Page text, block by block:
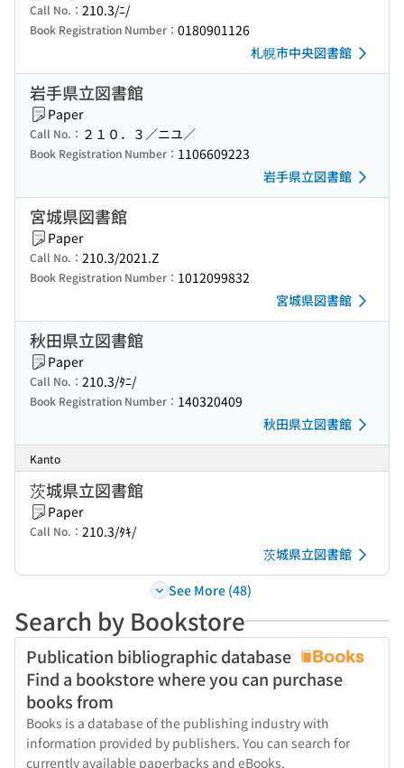
Call No.： 210.3/ﾆ/
Book Registration Number： 0180901126
札幌市中央図書館
岩手県立図書館
Paper
Call No.： ２１０．３／ニユ／
Book Registration Number： 1106609223
岩手県立図書館
宮城県図書館
Paper
Call No.： 210.3/2021.Z
Book Registration Number： 1012099832
宮城県図書館
秋田県立図書館
Paper
Call No.： 210.3/ﾀﾆ/
Book Registration Number： 140320409
秋田県立図書館
Kanto
茨城県立図書館
Paper
Call No.： 210.3/ﾀｷ/
茨城県立図書館
See More (48)
Search by Bookstore
Publication bibliographic database
Find a bookstore where you can purchase
books from
Books is a database of the publishing industry with
information provided by publishers. You can search for
currently available paperbacks and eBooks.